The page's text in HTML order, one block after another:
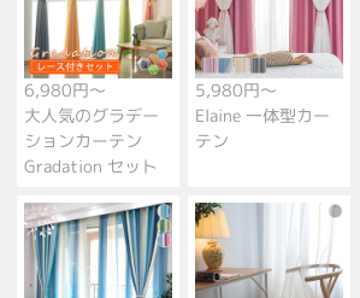
6,980円～
大人気のグラデー
ションカーテン
Gradation セット
5,980円～
Elaine 一体型カー
テン